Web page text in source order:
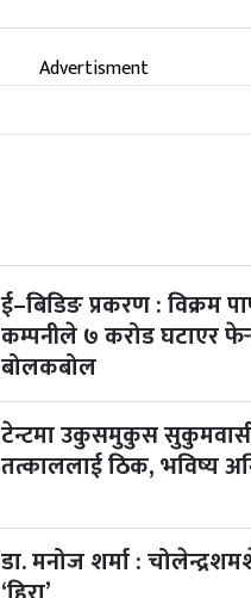
Advertisment
ई–बिडिङ प्रकरण : विक्रम
कम्पनीले ७ करोड घटाएर
बोलकबोल
टेन्टमा उकुसमुकुस
तत्काललाई ठिक, भविष्य
डा. मनोज शर्मा :